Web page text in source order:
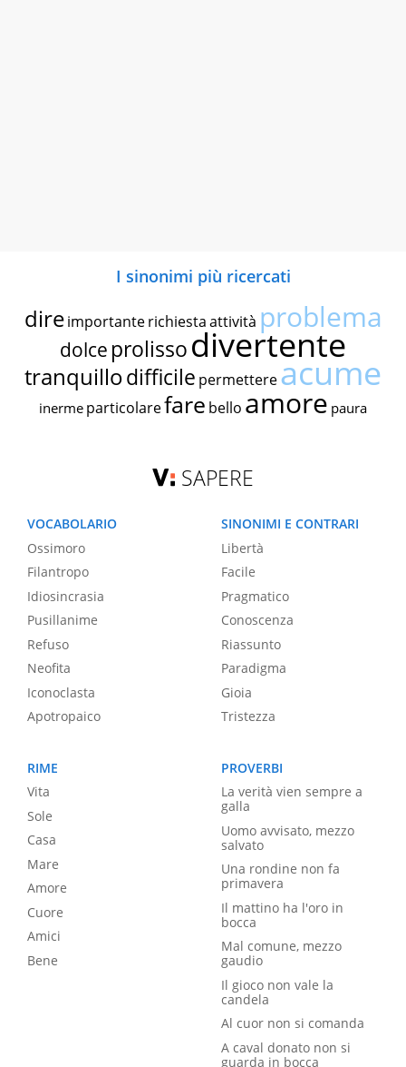
I sinonimi più ricercati
dire importante richiestaattività problema
dolce prolissodivertente
tranquillodifficile permettereacume
inerme particolarefare bello amore paura
SAPERE
VOCABOLARIO
Ossimoro
Filantropo
Idiosincrasia
Pusillanime
Refuso
Neofita
Iconoclasta
Apotropaico
SINONIMI E CONTRARI
Libertà
Facile
Pragmatico
Conoscenza
Riassunto
Paradigma
Gioia
Tristezza
RIME
Vita
Sole
Casa
Mare
Amore
Cuore
Amici
Bene
PROVERBI
La verità vien sempre a
galla
Uomo avvisato, mezzo
salvato
Una rondine non fa
primavera
Il mattino ha l'oro in
bocca
Mal comune, mezzo
gaudio
Il gioco non vale la
candela
Al cuor non si comanda
A caval donato non si
guarda in bocca